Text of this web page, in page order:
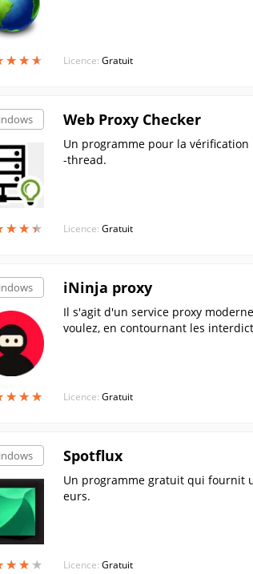
★★★
★★★ Licence: Gratuit
★★★
★★★
Web Proxy Checker
Un programme pour la vérification
-thread.
Licence: Gratuit
★★★
★★★
iNinja proxy
Il s'agit d'un service proxy
voulez, en contournant les
Licence: Gratuit
★★★
★★★
Spotflux
Un programme gratuit qui fournit
eurs.
Licence: Gratuit